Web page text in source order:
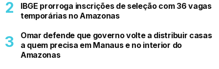
IBGE prorroga inscrições de seleção com 36 vagas
temporárias no Amazonas
Omar defende que governo volte a distribuir casas
a quem precisa em Manaus e no interior do
Amazonas